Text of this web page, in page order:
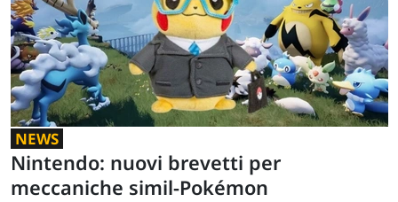
NEWS
Nintendo: nuovi brevetti per
meccaniche simil-Pokémon